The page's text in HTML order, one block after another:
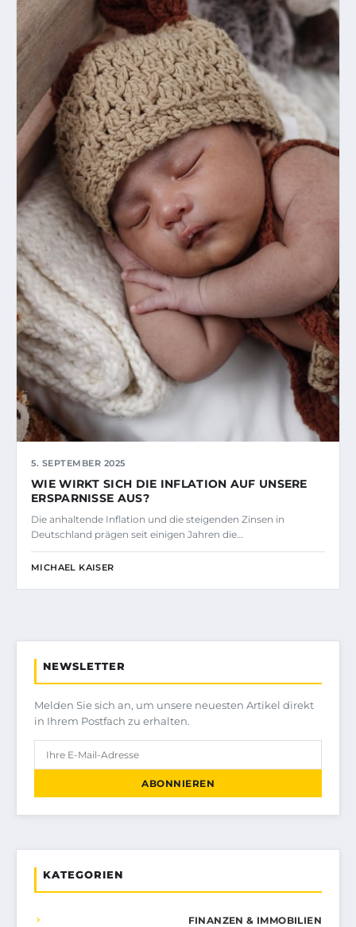
5. SEPTEMBER 2025
WIE WIRKT SICH DIE INFLATION AUF UNSERE
ERSPARNISSE AUS?
Die anhaltende Inflation und die steigenden Zinsen in
Deutschland prägen seit einigen Jahren die…
MICHAEL KAISER
NEWSLETTER
Melden Sie sich an, um unsere neuesten Artikel direkt
in Ihrem Postfach zu erhalten.
ABONNIEREN
KATEGORIEN
FINANZEN & IMMOBILIEN